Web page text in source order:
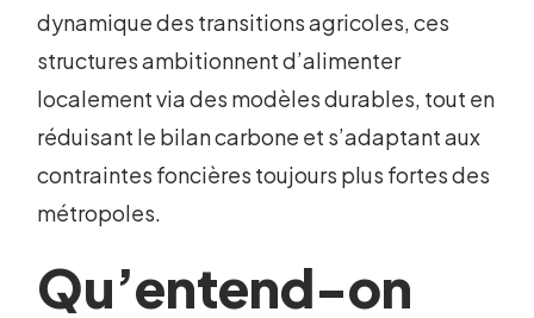
dynamique des transitions agricoles, ces
structures ambitionnent d’alimenter
localement via des modèles durables, tout en
réduisant le bilan carbone et s’adaptant aux
contraintes foncières toujours plus fortes des
métropoles.
Qu’entend-on